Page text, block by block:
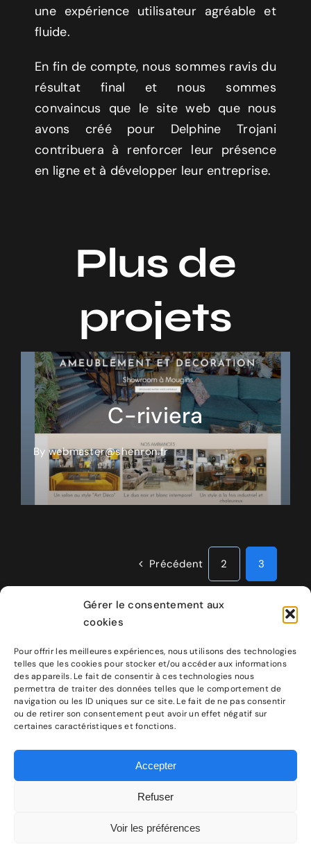
Gérer le consentement aux
cookies
Pour offrir les meilleures expériences, nous utilisons des technologies
telles que les cookies pour stocker et/ou accéder aux informations
des appareils. Le fait de consentir à ces technologies nous
permettra de traiter des données telles que le comportement de
navigation ou les ID uniques sur ce site. Le fait de ne pas consentir
ou de retirer son consentement peut avoir un effet négatif sur
certaines caractéristiques et fonctions.
Accepter
Refuser
Voir les préférences
une expérience utilisateur agréable et
fluide.
En fin de compte, nous sommes ravis du
résultat final et nous sommes
convaincus que le site web que nous
avons créé pour Delphine Trojani
contribuera à renforcer leur présence
en ligne et à développer leur entreprise.
Plus de
projets
C-riviera
By webmaster@shenron.fr
Précédent 2 3